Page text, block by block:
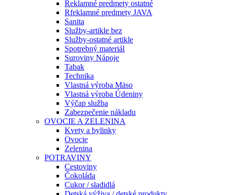
Reklamné predmety ostatné
Rfeklamné predmety JAVA
Sanita
Služby-artikle bez
Služby-ostatné artikle
Spotrebný materiál
Suroviny Nápoje
Tabak
Technika
Vlastná výroba Mäso
Vlastná výroba Údeniny
Výčap služba
Zabezpečenie nákladu
OVOCIE A ZELENINA
Kvety a bylinky
Ovocie
Zelenina
POTRAVINY
Cestoviny
Čokoláda
Cukor / sladidlá